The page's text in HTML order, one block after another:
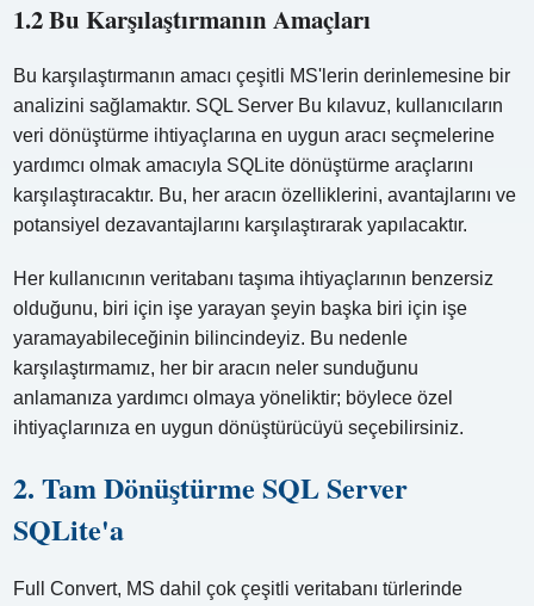
1.2 Bu Karşılaştırmanın Amaçları
Bu karşılaştırmanın amacı çeşitli MS'lerin derinlemesine bir
analizini sağlamaktır. SQL Server Bu kılavuz, kullanıcıların
veri dönüştürme ihtiyaçlarına en uygun aracı seçmelerine
yardımcı olmak amacıyla SQLite dönüştürme araçlarını
karşılaştıracaktır. Bu, her aracın özelliklerini, avantajlarını ve
potansiyel dezavantajlarını karşılaştırarak yapılacaktır.
Her kullanıcının veritabanı taşıma ihtiyaçlarının benzersiz
olduğunu, biri için işe yarayan şeyin başka biri için işe
yaramayabileceğinin bilincindeyiz. Bu nedenle
karşılaştırmamız, her bir aracın neler sunduğunu
anlamanıza yardımcı olmaya yöneliktir; böylece özel
ihtiyaçlarınıza en uygun dönüştürücüyü seçebilirsiniz.
2. Tam Dönüştürme SQL Server
SQLite'a
Full Convert, MS dahil çok çeşitli veritabanı türlerinde